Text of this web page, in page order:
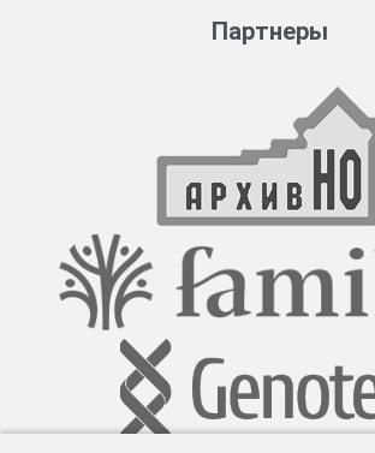
Партнеры